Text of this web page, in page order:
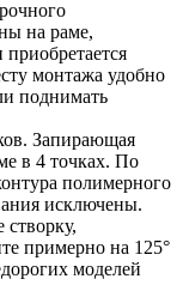
на раме,
монтажа удобно
поднимать
Запирающая
в 4 точках. По
полимерного
исключены.
примерно на 125°
моделей